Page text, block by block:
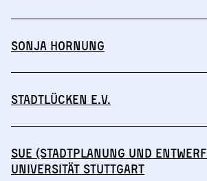
Sonja Hornung
Stadtlücken e.V.
SuE (Stadtplanung und
Universität Stuttgart